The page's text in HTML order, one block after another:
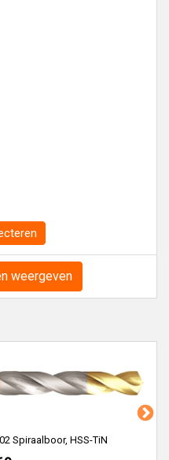
weergeven
Spiraalboor, HSS-TiN